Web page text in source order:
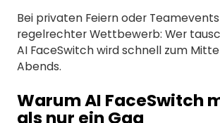
Bei privaten Feiern oder
regelrechter Wettbewerb: Wer
AI FaceSwitch wird schnell zum
Abends.
Warum AI FaceSwitch
als nur ein Gag